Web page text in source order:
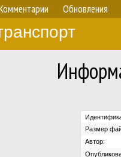
Обновления
Размер
Автор: